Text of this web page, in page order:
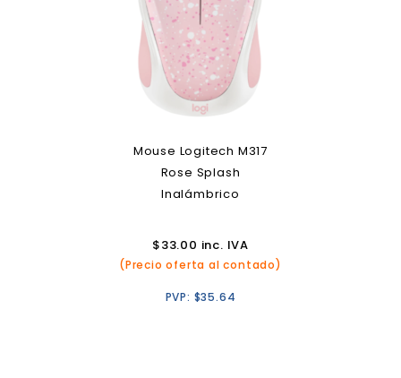
Mouse Logitech M317
Rose Splash
Inalámbrico
$33.00 inc. IVA
(Precio oferta al contado)
PVP: $35.64